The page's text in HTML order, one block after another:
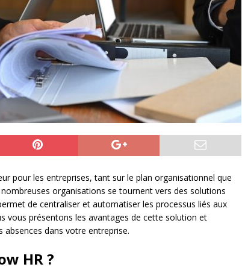
pour les entreprises, tant sur le plan organisationnel que
organisations se tournent vers des solutions
de centraliser et automatiser les processus liés aux
vous présentons les avantages de cette solution et
dans votre entreprise.
HR ?